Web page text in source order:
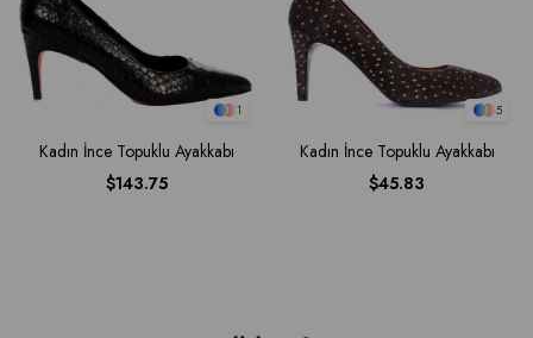
1
Kadın İnce Topuklu Ayakkabı
$143.75
5
Kadın İnce Topuklu Ayakkabı
$45.83